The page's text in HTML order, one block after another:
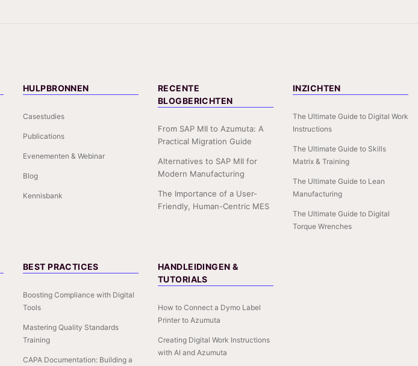
HULPBRONNEN
Casestudies
Publications
Evenementen & Webinar
Blog
Kennisbank
RECENTE
BLOGBERICHTEN
From SAP MII to Azumuta: A
Practical Migration Guide
Alternatives to SAP MII for
Modern Manufacturing
The Importance of a User-
Friendly, Human-Centric MES
INZICHTEN
The Ultimate Guide to Digital Work
Instructions
The Ultimate Guide to Skills
Matrix & Training
The Ultimate Guide to Lean
Manufacturing
The Ultimate Guide to Digital
Torque Wrenches
BEST PRACTICES
Boosting Compliance with Digital
Tools
Mastering Quality Standards
Training
CAPA Documentation: Building a
HANDLEIDINGEN &
TUTORIALS
How to Connect a Dymo Label
Printer to Azumuta
Creating Digital Work Instructions
with AI and Azumuta